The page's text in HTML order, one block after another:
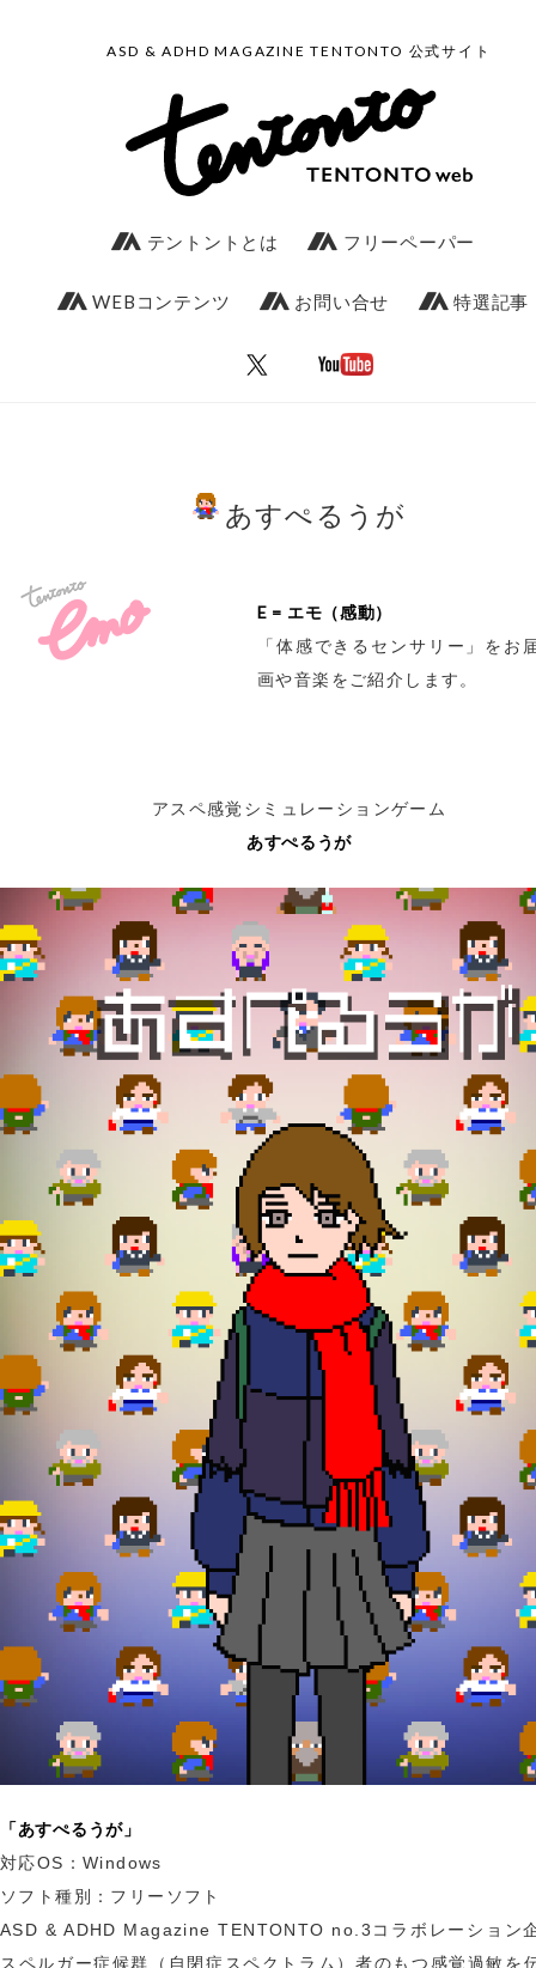
ASD & ADHD MAGAZINE TENTONTO 公式サイト
テントントとは フリーペーパー
WEBコンテンツ お問い合せ 特選記事
あすぺるうが
E = エモ（感動）
「体感できるセンサリー」をお
画や音楽をご紹介します。
アスペ感覚シミュレーションゲーム
あすぺるうが
「あすぺるうが」
対応OS：Windows
ソフト種別：フリーソフト
ASD & ADHD Magazine TENTONTO no.3コラボレーション
スペルガー症候群（自閉症スペクトラム）者のもつ感覚過敏を